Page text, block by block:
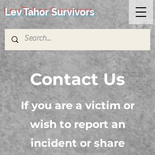
Lev Tahor Survivors
Contact Us
If you are a victim or
wish to report an
incident or share